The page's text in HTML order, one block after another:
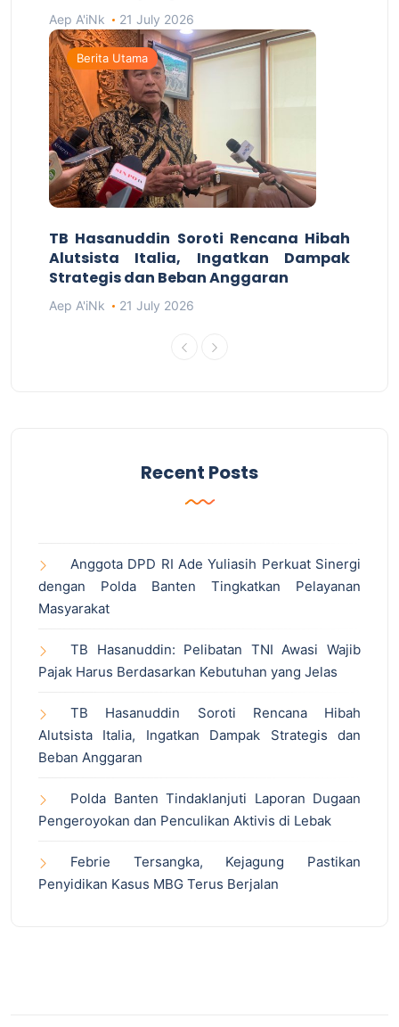
Aep A'iNk 21 July 2026
Berita Utama
TB Hasanuddin Soroti Rencana Hibah
Alutsista Italia, Ingatkan Dampak
Strategis dan Beban Anggaran
Aep A'iNk 21 July 2026
Recent Posts
Anggota DPD RI Ade Yuliasih Perkuat Sinergi
dengan Polda Banten Tingkatkan Pelayanan
Masyarakat
TB Hasanuddin: Pelibatan TNI Awasi Wajib
Pajak Harus Berdasarkan Kebutuhan yang Jelas
TB Hasanuddin Soroti Rencana Hibah
Alutsista Italia, Ingatkan Dampak Strategis dan
Beban Anggaran
Polda Banten Tindaklanjuti Laporan Dugaan
Pengeroyokan dan Penculikan Aktivis di Lebak
Febrie Tersangka, Kejagung Pastikan
Penyidikan Kasus MBG Terus Berjalan